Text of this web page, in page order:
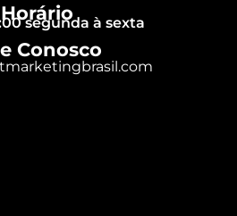
Horário
segunda à sexta
Conosco